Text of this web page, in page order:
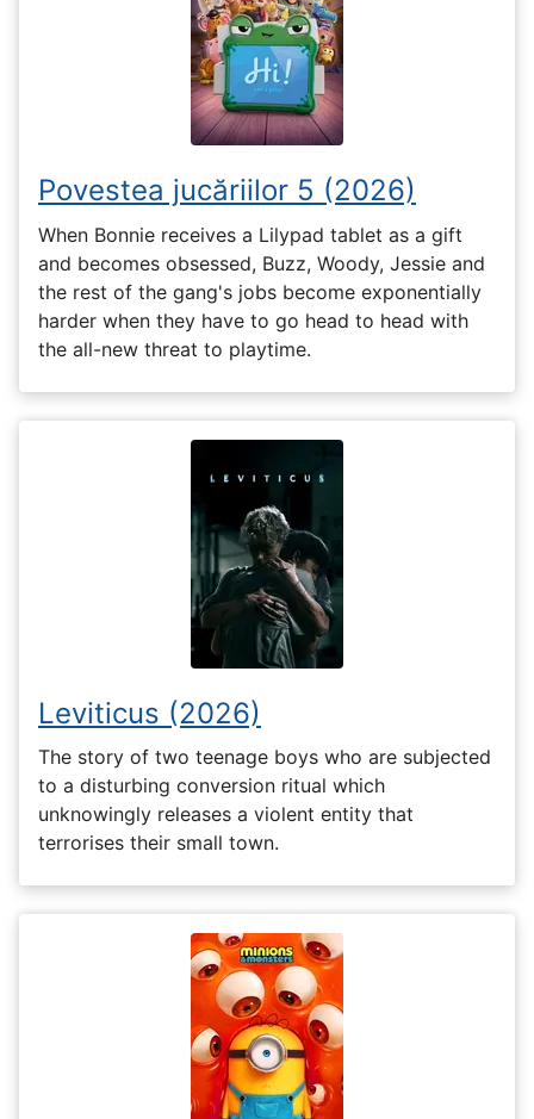
Povestea jucăriilor 5 (2026)
When Bonnie receives a Lilypad tablet as a gift
and becomes obsessed, Buzz, Woody, Jessie and
the rest of the gang's jobs become exponentially
harder when they have to go head to head with
the all-new threat to playtime.
Leviticus (2026)
The story of two teenage boys who are subjected
to a disturbing conversion ritual which
unknowingly releases a violent entity that
terrorises their small town.